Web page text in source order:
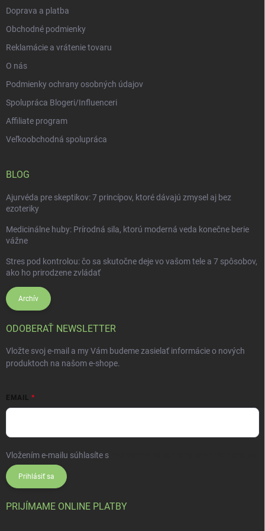
Doprava a platba
Obchodné podmienky
Reklamácie a vrátenie tovaru
O nás
Podmienky ochrany osobných údajov
Spolupráca Blogeri/Influenceri
Affiliate program
Veľkoobchodná spolupráca
BLOG
Ajurvéda pre skeptikov: 7 princípov, ktoré dávajú zmysel aj bez
ezoteriky
Medicinálne huby: Prírodná sila, ktorú moderná veda konečne berie
vážne
Stres pod kontrolou: čo sa skutočne deje vo vašom tele a 7 spôsobov,
ako ho prirodzene zvládať
Archív
ODOBERAŤ NEWSLETTER
Vložte svoj e-mail a my Vám budeme zasielať informácie o nových
produktoch na našom e-shope.
EMAIL
Vložením e-mailu súhlasíte s
Prihlásiť sa
PRIJÍMAME ONLINE PLATBY